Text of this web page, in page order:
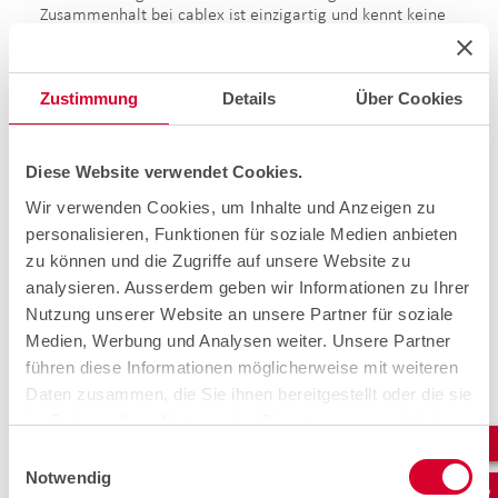
Zustimmung Details Über Cookies
Diese Website verwendet Cookies.
Wir verwenden Cookies, um Inhalte und Anzeigen zu
personalisieren, Funktionen für soziale Medien anbieten
zu können und die Zugriffe auf unsere Website zu
analysieren. Ausserdem geben wir Informationen zu Ihrer
Nutzung unserer Website an unsere Partner für soziale
Medien, Werbung und Analysen weiter. Unsere Partner
führen diese Informationen möglicherweise mit weiteren
Daten zusammen, die Sie ihnen bereitgestellt oder die sie
im Rahmen Ihrer Nutzung der Dienste gesammelt haben.
Notwendig
Zusammenhalt bei cablex ist einzigartig und kennt keine
sind mit Herzblut und Engagement zur Stelle, wenn
man sie braucht.
Westschweiz und im Oberwallis.
Er beschreibt den
ausserordentlichen Einsatz wie folgt: